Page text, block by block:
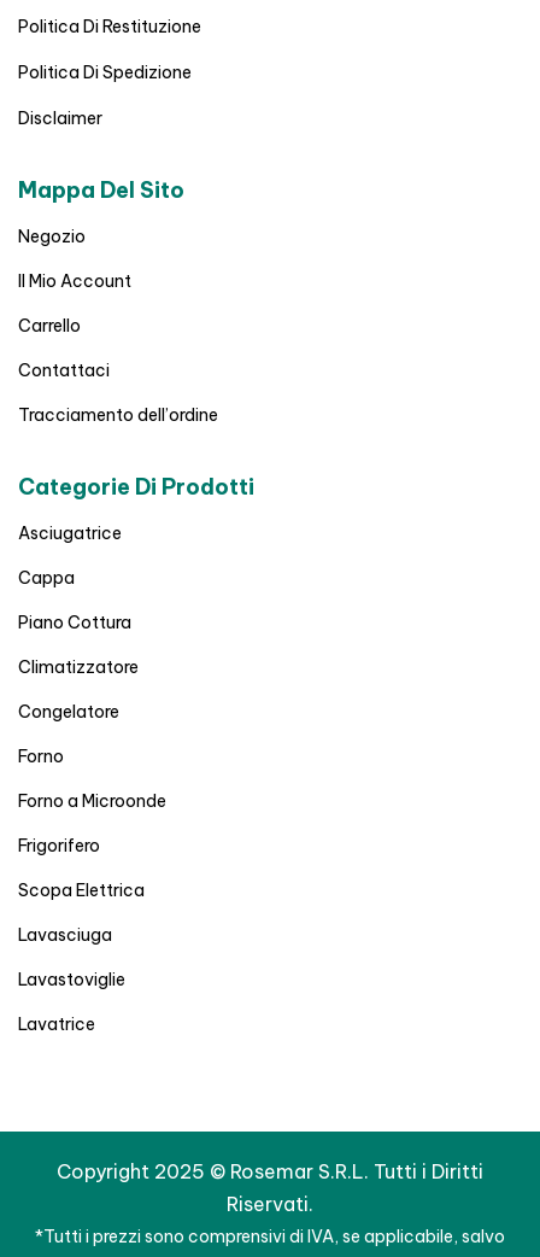
Politica Di Restituzione
Politica Di Spedizione
Disclaimer
Mappa Del Sito
Negozio
Il Mio Account
Carrello
Contattaci
Tracciamento dell’ordine
Categorie Di Prodotti
Asciugatrice
Cappa
Piano Cottura
Climatizzatore
Congelatore
Forno
Forno a Microonde
Frigorifero
Scopa Elettrica
Lavasciuga
Lavastoviglie
Lavatrice
Copyright 2025 © Rosemar S.R.L. Tutti i Diritti
Riservati.
*Tutti i prezzi sono comprensivi di IVA, se applicabile, salvo